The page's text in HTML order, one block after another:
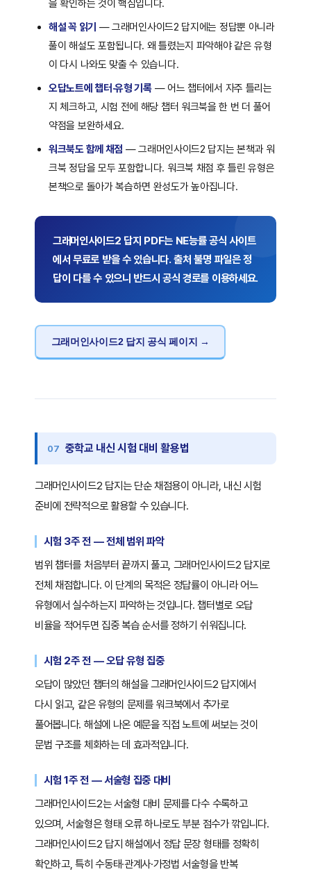
을 확인하는 것이 핵심입니다.
해설 꼭 읽기 — 그래머인사이드2 답지에는 정답뿐 아니라
풀이 해설도 포함됩니다. 왜 틀렸는지 파악해야 같은 유형
이 다시 나와도 맞출 수 있습니다.
오답노트에 챕터·유형 기록— 어느 챕터에서 자주 틀리는
지 체크하고, 시험 전에 해당 챕터 워크북을 한 번 더 풀어
약점을 보완하세요.
워크북도 함께 채점 — 그래머인사이드2 답지는 본책과 워
크북 정답을 모두 포함합니다. 워크북 채점 후 틀린 유형은
본책으로 돌아가 복습하면 완성도가 높아집니다.
그래머인사이드2 답지 PDF는 NE능률 공식 사이트
에서 무료로 받을 수 있습니다. 출처 불명 파일은 정
답이 다를 수 있으니 반드시 공식 경로를 이용하세요.
그래머인사이드2 답지 공식 페이지 →
중학교 내신 시험 대비 활용법
그래머인사이드2 답지는 단순 채점용이 아니라, 내신 시험
준비에 전략적으로 활용할 수 있습니다.
시험 3주 전 — 전체 범위 파악
범위 챕터를 처음부터 끝까지 풀고, 그래머인사이드2 답지로
전체 채점합니다. 이 단계의 목적은 정답률이 아니라 어느
유형에서 실수하는지 파악하는 것입니다. 챕터별로 오답
비율을 적어두면 집중 복습 순서를 정하기 쉬워집니다.
시험 2주 전 — 오답 유형 집중
오답이 많았던 챕터의 해설을 그래머인사이드2 답지에서
다시 읽고, 같은 유형의 문제를 워크북에서 추가로
풀어봅니다. 해설에 나온 예문을 직접 노트에 써보는 것이
문법 구조를 체화하는 데 효과적입니다.
시험 1주 전 — 서술형 집중 대비
그래머인사이드2는 서술형 대비 문제를 다수 수록하고
있으며, 서술형은 형태 오류 하나로도 부분 점수가 깎입니다.
그래머인사이드2 답지 해설에서 정답 문장 형태를 정확히
확인하고, 특히 수동태·관계사·가정법 서술형을 반복